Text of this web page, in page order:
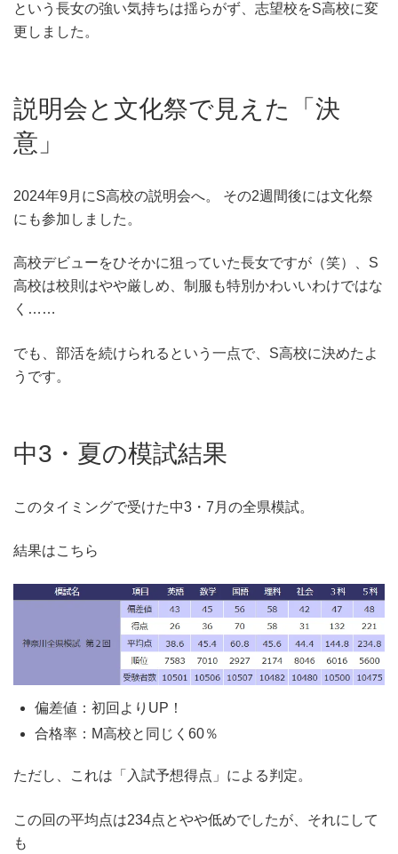
という長女の強い気持ちは揺らがず、志望校をS高校に変
更しました。
説明会と文化祭で見えた「決
意」
2024年9月にS高校の説明会へ。 その2週間後には文化祭
にも参加しました。
高校デビューをひそかに狙っていた長女ですが（笑）、S
高校は校則はやや厳しめ、制服も特別かわいいわけではな
く……
でも、部活を続けられるという一点で、S高校に決めたよ
うです。
中3・夏の模試結果
このタイミングで受けた中3・7月の全県模試。
結果はこちら
偏差値：初回よりUP！
合格率：M高校と同じく60％
ただし、これは「入試予想得点」による判定。
この回の平均点は234点とやや低めでしたが、それにして
も